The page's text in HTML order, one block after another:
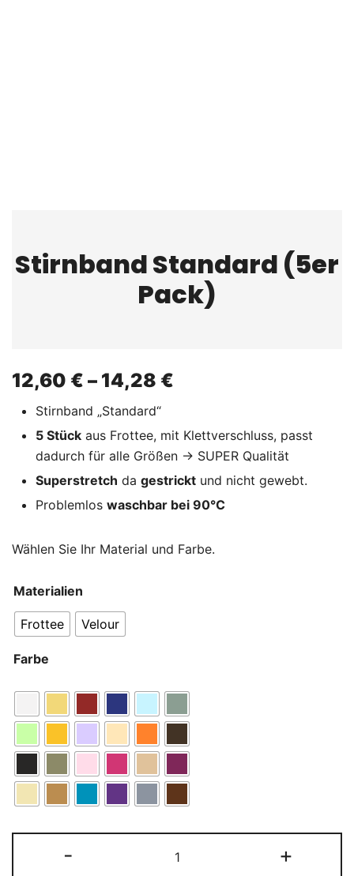
Stirnband Standard (5er
Pack)
12,60 € – 14,28 €
Stirnband „Standard“
5 Stück aus Frottee, mit Klettverschluss, passt
dadurch für alle Größen → SUPER Qualität
Superstretch da gestrickt und nicht gewebt.
Problemlos waschbar bei 90°C
Wählen Sie Ihr Material und Farbe.
Materialien
Frottee Velour
Farbe
-
Standard
+